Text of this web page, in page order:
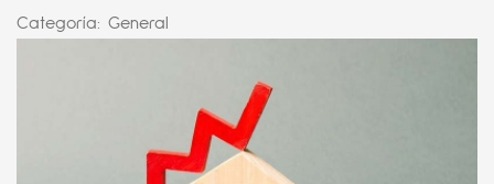
Categoría: General